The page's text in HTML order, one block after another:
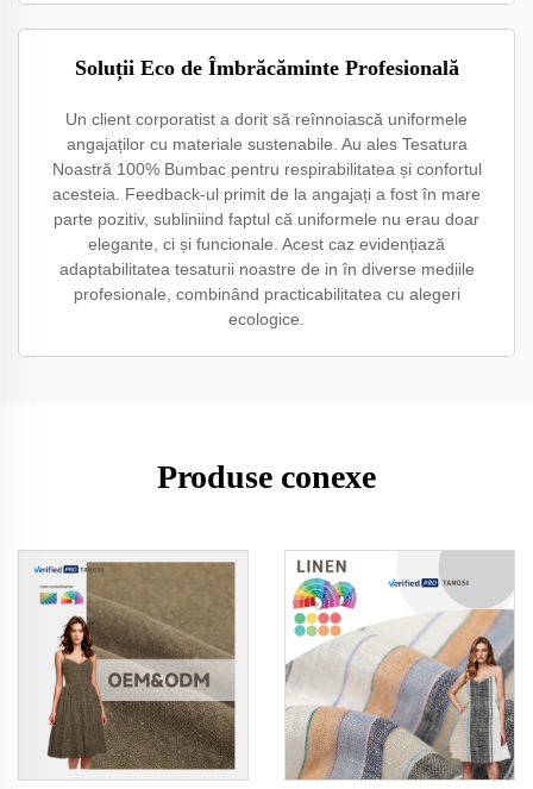
Soluții Eco de Îmbrăcăminte Profesională
Un client corporatist a dorit să reînnoiască uniformele
angajaților cu materiale sustenabile. Au ales Tesatura
Noastră 100% Bumbac pentru respirabilitatea și confortul
acesteia. Feedback-ul primit de la angajați a fost în mare
parte pozitiv, subliniind faptul că uniformele nu erau doar
elegante, ci și funcionale. Acest caz evidențiază
adaptabilitatea tesaturii noastre de in în diverse mediile
profesionale, combinând practicabilitatea cu alegeri
ecologice.
Produse conexe